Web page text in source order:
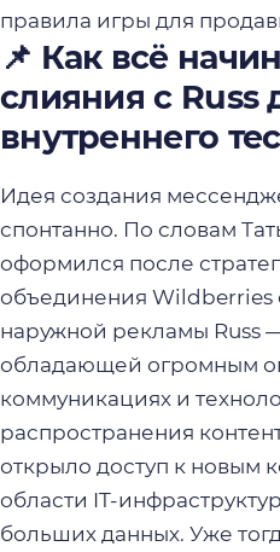
правила игры для
📌 Как всё
слияния с Russ
внутреннего
Идея создания
спонтанно. По словам
оформился после
объединения Wildberries
наружной рекламы Russ
обладающей огромным
коммуникациях и
распространения
открыло доступ к новым
области IT-
больших данных. Уже